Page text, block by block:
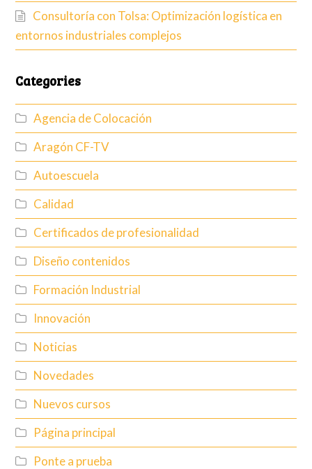
Consultoría con Tolsa: Optimización logística en
entornos industriales complejos
Categories
Agencia de Colocación
Aragón CF-TV
Autoescuela
Calidad
Certificados de profesionalidad
Diseño contenidos
Formación Industrial
Innovación
Noticias
Novedades
Nuevos cursos
Página principal
Ponte a prueba